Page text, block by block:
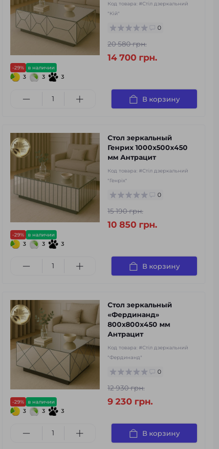
-29% в наличии
3 3 3
Код товара: #Стіл дзеркальний
"Кій"
0
20 580 грн.
14 700 грн.
В корзину
-29% в наличии
3 3 3
Стол зеркальный
Генрих 1000х500х450
мм Антрацит
Код товара: #Стіл дзеркальний
"Генріх"
0
15 190 грн.
10 850 грн.
В корзину
-29% в наличии
3 3 3
Стол зеркальный
«Фердинанд»
800х800х450 мм
Антрацит
Код товара: #Стіл дзеркальний
"Фердинанд"
0
12 930 грн.
9 230 грн.
В корзину